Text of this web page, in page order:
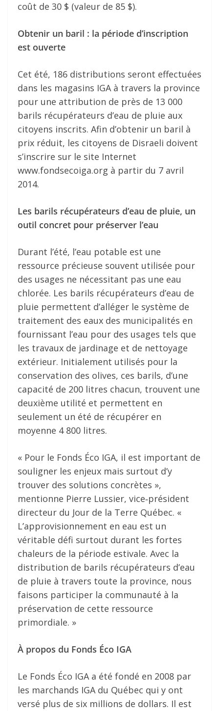
coût de 30 $ (valeur de 85 $).
Obtenir un baril : la période d’inscription
est ouverte
Cet été, 186 distributions seront effectuées
dans les magasins IGA à travers la province
pour une attribution de près de 13 000
barils récupérateurs d’eau de pluie aux
citoyens inscrits. Afin d’obtenir un baril à
prix réduit, les citoyens de Disraeli doivent
s’inscrire sur le site Internet
www.fondsecoiga.org à partir du 7 avril
2014.
Les barils récupérateurs d’eau de pluie, un
outil concret pour préserver l’eau
Durant l’été, l’eau potable est une
ressource précieuse souvent utilisée pour
des usages ne nécessitant pas une eau
chlorée. Les barils récupérateurs d’eau de
pluie permettent d’alléger le système de
traitement des eaux des municipalités en
fournissant l’eau pour des usages tels que
les travaux de jardinage et de nettoyage
extérieur. Initialement utilisés pour la
conservation des olives, ces barils, d’une
capacité de 200 litres chacun, trouvent une
deuxième utilité et permettent en
seulement un été de récupérer en
moyenne 4 800 litres.
« Pour le Fonds Éco IGA, il est important de
souligner les enjeux mais surtout d’y
trouver des solutions concrètes »,
mentionne Pierre Lussier, vice‐président
directeur du Jour de la Terre Québec. «
L’approvisionnement en eau est un
véritable défi surtout durant les fortes
chaleurs de la période estivale. Avec la
distribution de barils récupérateurs d’eau
de pluie à travers toute la province, nous
faisons participer la communauté à la
préservation de cette ressource
primordiale. »
À propos du Fonds Éco IGA
Le Fonds Éco IGA a été fondé en 2008 par
les marchands IGA du Québec qui y ont
versé plus de six millions de dollars. Il est